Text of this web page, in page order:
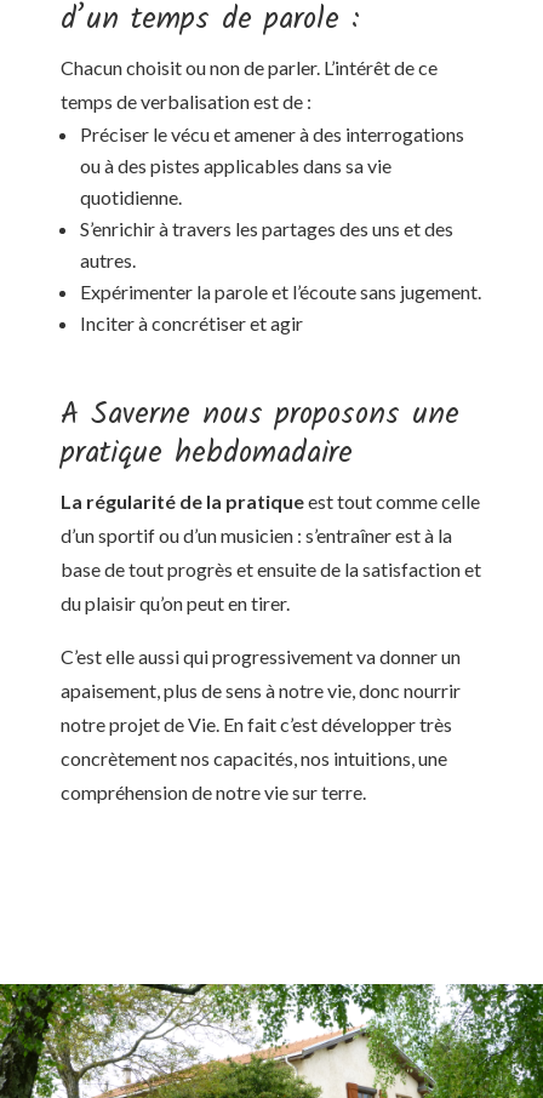
d’un temps de parole :
Chacun choisit ou non de parler. L’intérêt de ce
temps de verbalisation est de :
Préciser le vécu et amener à des interrogations
ou à des pistes applicables dans sa vie
quotidienne.
S’enrichir à travers les partages des uns et des
autres.
Expérimenter la parole et l’écoute sans jugement.
Inciter à concrétiser et agir
A Saverne nous proposons une
pratique hebdomadaire
La régularité de la pratiqueest tout comme celle
d’un sportif ou d’un musicien : s’entraîner est à la
base de tout progrès et ensuite de la satisfaction et
du plaisir qu’on peut en tirer.
C’est elle aussi qui progressivement va donner un
apaisement, plus de sens à notre vie, donc nourrir
notre projet de Vie. En fait c’est développer très
concrètement nos capacités, nos intuitions, une
compréhension de notre vie sur terre.